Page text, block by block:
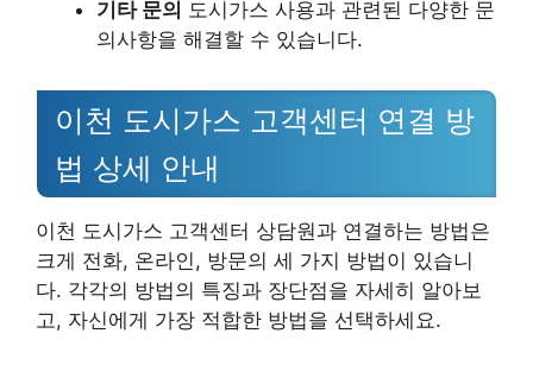
기타 문의 도시가스 사용과 관련된 다양한 문
의사항을 해결할 수 있습니다.
이천 도시가스 고객센터 연결 방
법 상세 안내
이천 도시가스 고객센터 상담원과 연결하는 방법은
크게 전화, 온라인, 방문의 세 가지 방법이 있습니
다. 각각의 방법의 특징과 장단점을 자세히 알아보
고, 자신에게 가장 적합한 방법을 선택하세요.